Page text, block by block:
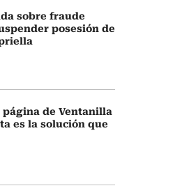
sobre fraude
posesión de
página de Ventanilla
es la solución que